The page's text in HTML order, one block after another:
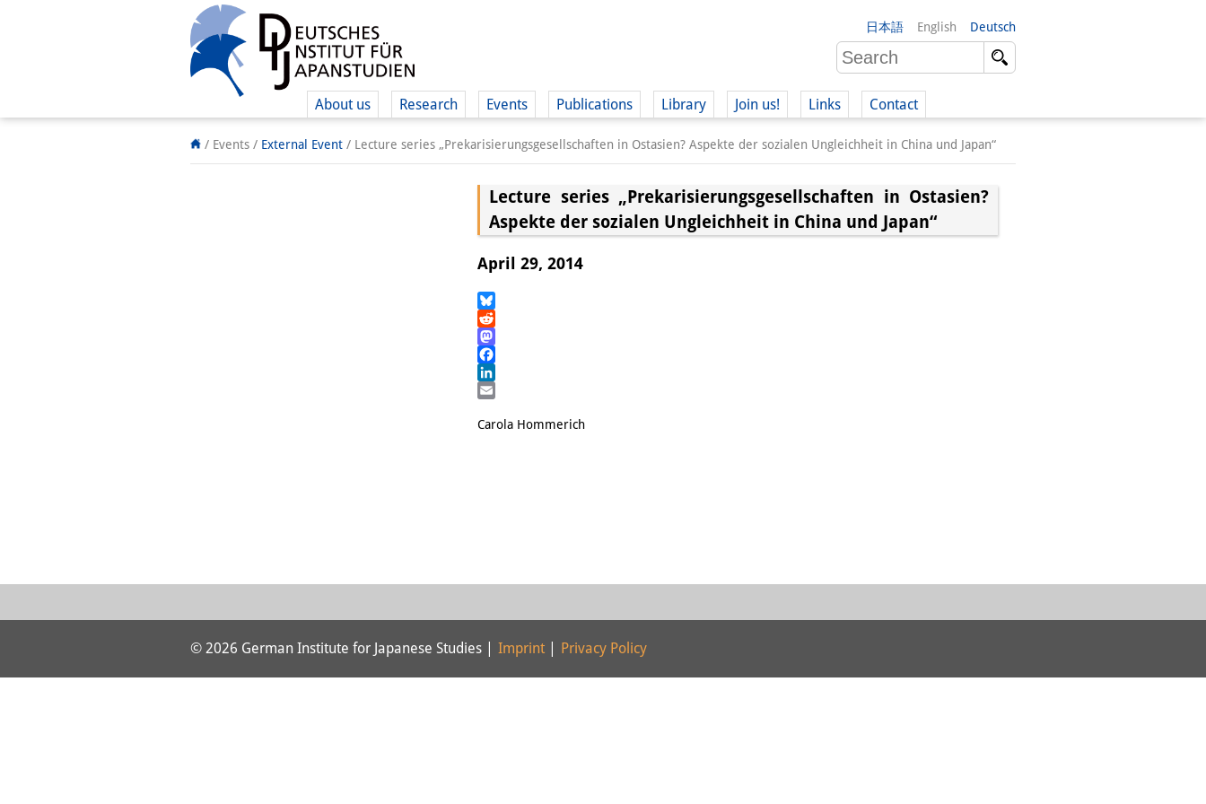
日本語 English Deutsch
About us Research Events Publications Library Join us!
(German)
Links Contact
/ Events / External Event / Lecture series „Prekarisierungsgesellschaften in Ostasien? Aspekte der sozialen Ungleichheit in China und Japan“
Lecture series „Prekarisierungsgesellschaften in Ostasien?
Aspekte der sozialen Ungleichheit in China und Japan“
April 29, 2014
Bluesky
Reddit
Mastodon
Facebook
LinkedIn
Carola Hommerich
© 2026 German Institute for Japanese Studies | Imprint Privacy Policy